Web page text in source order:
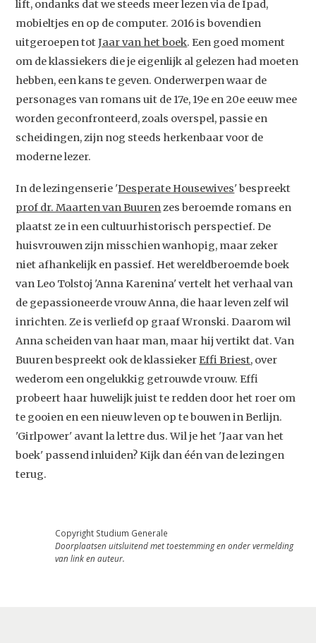
Studium Generale
Video
Podcast
lift, ondanks dat we steeds meer lezen via de Ipad,
mobieltjes en op de computer. 2016 is bovendien
uitgeroepen totJaar van het boek. Een goed moment
om de klassiekers die je eigenlijk al gelezen had moeten
hebben, een kans te geven. Onderwerpen waar de
personages van romans uit de 17e, 19e en 20e eeuw mee
worden geconfronteerd, zoals overspel, passie en
scheidingen, zijn nog steeds herkenbaar voor de
moderne lezer.
In de lezingenserie 'Desperate Housewives' bespreekt
prof dr. Maarten van Buuren zes beroemde romans en
plaatst ze in een cultuurhistorisch perspectief. De
huisvrouwen zijn misschien wanhopig, maar zeker
niet afhankelijk en passief. Het wereldberoemde boek
van Leo Tolstoj 'Anna Karenina' vertelt het verhaal van
de gepassioneerde vrouw Anna, die haar leven zelf wil
inrichten. Ze is verliefd op graaf Wronski. Daarom wil
Anna scheiden van haar man, maar hij vertikt dat. Van
Buuren bespreekt ook de klassiekerEffi Briest, over
wederom een ongelukkig getrouwde vrouw. Effi
probeert haar huwelijk juist te redden door het roer om
te gooien en een nieuw leven op te bouwen in Berlijn.
'Girlpower' avant la lettre dus. Wil je het 'Jaar van het
boek' passend inluiden? Kijk dan één van de lezingen
terug.
Copyright Studium Generale
Doorplaatsen uitsluitend met toestemming en onder vermelding
van link en auteur.